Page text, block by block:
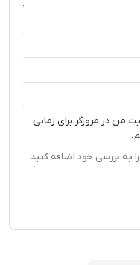
من در مرورگر برای زمانی
به بررسی خود اضافه کنید